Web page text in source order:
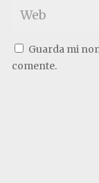
Guarda mi
comente.